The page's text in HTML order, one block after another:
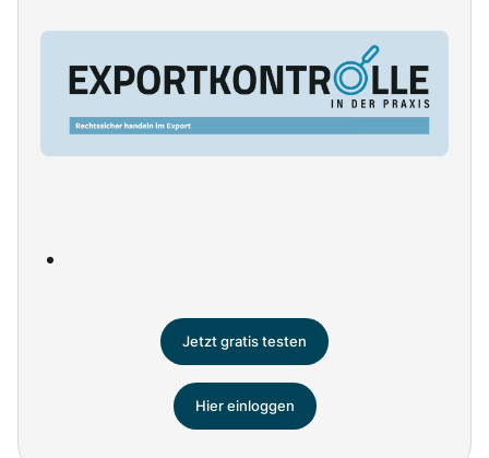
Jetzt gratis testen
Hier einloggen